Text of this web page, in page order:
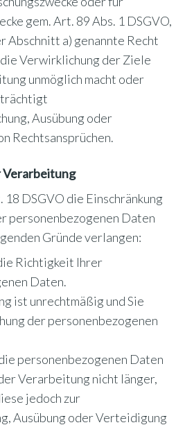
gem. Art. 89 Abs. 1 DSGVO,
Abschnitt a) genannte Recht
Verwirklichung der Ziele
unmöglich macht oder
Ausübung oder
Rechtsansprüchen.
Verarbeitung
18 DSGVO die Einschränkung
personenbezogenen Daten
Gründe verlangen:
Richtigkeit Ihrer
Daten.
ist unrechtmäßig und Sie
der personenbezogenen
personenbezogenen Daten
Verarbeitung nicht länger,
jedoch zur
Ausübung oder Verteidigung